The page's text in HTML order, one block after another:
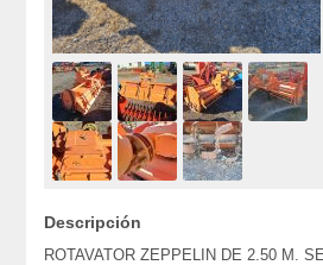
Descripción
ROTAVATOR ZEPPELIN DE 2.50 M.